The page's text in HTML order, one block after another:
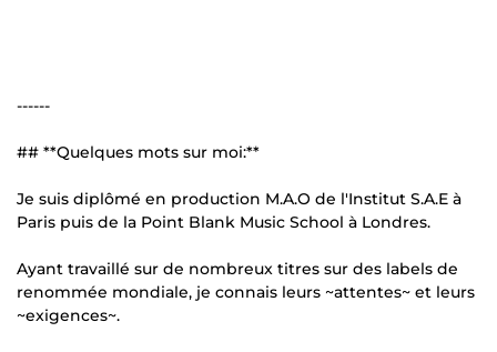
------
## **Quelques mots sur moi:**
Je suis diplômé en production M.A.O de l'Institut S.A.E à
Paris puis de la Point Blank Music School à Londres.
Ayant travaillé sur de nombreux titres sur des labels de
renommée mondiale, je connais leurs ~attentes~ et leurs
~exigences~.